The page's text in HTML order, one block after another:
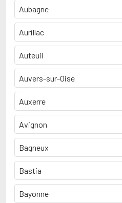
Aubagne
Aurillac
Auteuil
Auvers-sur-Oise
Auxerre
Avignon
Bagneux
Bastia
Bayonne